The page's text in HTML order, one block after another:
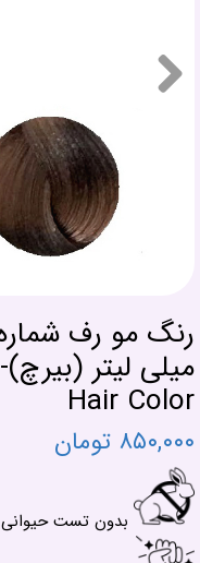
Hair Color
۸۵۰,۰۰۰ تومان
بدون تست حیوانی